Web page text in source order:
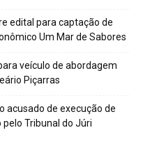
edital para captação de
Um Mar de Sabores
veículo de abordagem
Piçarras
acusado de execução de
Tribunal do Júri